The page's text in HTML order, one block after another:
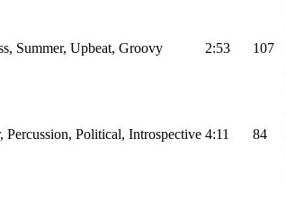
Summer, Upbeat, Groovy 2:53 107
Percussion, Political, Introspective 4:11 84